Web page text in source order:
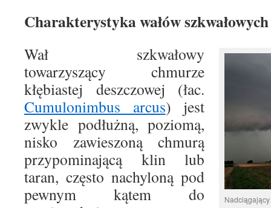
Charakterystyka wałów szkwałowych
Nadciągający
Wał szkwałowy
towarzyszący chmurze
kłębiastej deszczowej (łac.
Cumulonimbus arcus) jest
zwykle podłużną, poziomą,
nisko zawieszoną chmurą
przypominającą klin lub
taran, często nachyloną pod
pewnym kątem do